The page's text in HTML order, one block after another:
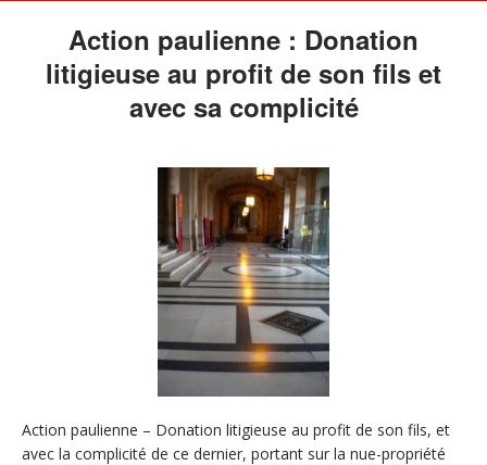
Action paulienne : Donation
litigieuse au profit de son fils et
avec sa complicité
Action paulienne – Donation litigieuse au profit de son fils, et
avec la complicité de ce dernier, portant sur la nue-propriété